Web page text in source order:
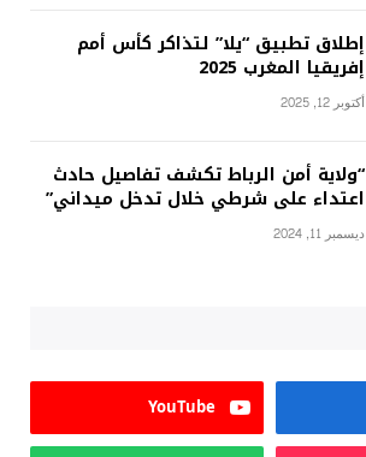
إطلاق تطبيق “يلا” لتذاكر كأس أمم
إفريقيا المغرب 2025
أكتوبر 12, 2025
“ولاية أمن الرباط تكشف تفاصيل حادث
اعتداء على شرطي خلال تدخل ميداني”
ديسمبر 11, 2024
YouTube